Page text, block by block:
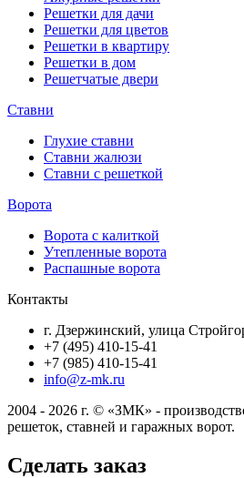
Решетки для дачи
Решетки для цветов
Решетки в квартиру
Решетки в дом
Решетчатые двери
Ставни
Глухие ставни
Ставни жалюзи
Ставни с решеткой
Ворота
Ворота с калиткой
Утепленные ворота
Распашные ворота
Контакты
г. Дзержинский, улица
+7 (495) 410-15-41
+7 (985) 410-15-41
info@z-mk.ru
2004 - 2026 г. © «ЗМК» -
решеток, ставней и гаражных ворот.
Сделать заказ